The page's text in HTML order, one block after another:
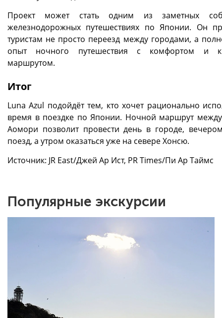
Проект может стать одним из заметных
железнодорожных путешествиях по Японии. Он
туристам не просто переезд между городами, а
опыт ночного путешествия с комфортом и
маршрутом.
Итог
Luna Azul подойдёт тем, кто хочет рационально
время в поездке по Японии. Ночной маршрут
Аомори позволит провести день в городе,
поезд, а утром оказаться уже на севере Хонсю.
Источник: JR East/Джей Ар Ист, PR Times/Пи Ар Таймс
Популярные экскурсии